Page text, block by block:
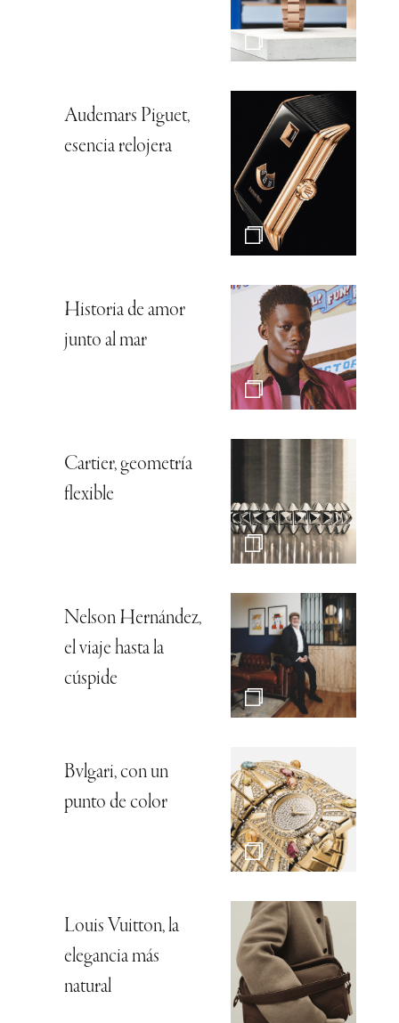
Audemars Piguet,
esencia relojera
Historia de amor
junto al mar
Cartier, geometría
flexible
Nelson Hernández,
el viaje hasta la
cúspide
Bvlgari, con un
punto de color
Louis Vuitton, la
elegancia más
natural